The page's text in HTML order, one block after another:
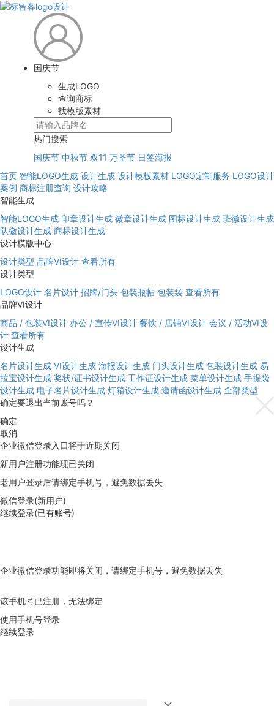
国庆节
生成LOGO
查询商标
找模版素材
热门搜索
国庆节 中秋节 双11 万圣节 日签海报
首页 智能LOGO生成 设计生成 设计模板素材 LOGO定制服务 LOGO设计
案例 商标注册查询 设计攻略
智能生成
智能LOGO生成 印章设计生成 徽章设计生成 图标设计生成 班徽设计生成
队徽设计生成 商标设计生成
设计模版中心
设计类型 品牌VI设计 查看所有
设计类型
LOGO设计 名片设计 招牌/门头 包装瓶帖 包装袋 查看所有
品牌VI设计
商品 / 包装VI设计 办公 / 宣传VI设计 餐饮 / 店铺VI设计 会议 / 活动VI设
计 查看所有
设计生成
名片设计生成 VI设计生成 海报设计生成 门头设计生成 包装设计生成 易
拉宝设计生成 奖状/证书设计生成 工作证设计生成 菜单设计生成 手提袋
设计生成 电子名片设计生成 灯箱设计生成 邀请函设计生成 全部类型
确定要退出当前账号吗？
确定
取消
企业微信登录入口将于近期关闭
新用户注册功能现已关闭
老用户登录后请绑定手机号，避免数据丢失
微信登录(新用户)
继续登录(已有账号)
企业微信登录功能即将关闭，请绑定手机号，避免数据丢失
该手机号已注册，无法绑定
使用手机号登录
继续登录